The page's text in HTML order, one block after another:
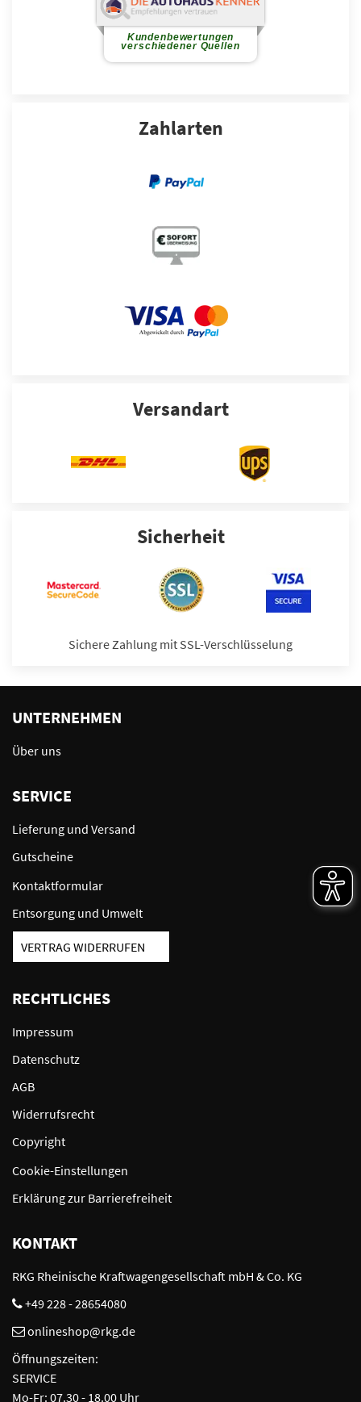
Zahlarten
Versandart
Sicherheit
Sichere Zahlung mit SSL-Verschlüsselung
UNTERNEHMEN
Über uns
SERVICE
Lieferung und Versand
Gutscheine
Kontaktformular
Entsorgung und Umwelt
VERTRAG WIDERRUFEN
RECHTLICHES
Impressum
Datenschutz
AGB
Widerrufsrecht
Copyright
Cookie-Einstellungen
Erklärung zur Barrierefreiheit
KONTAKT
RKG Rheinische Kraftwagengesellschaft mbH & Co. KG
+49 228 - 28654080
onlineshop@rkg.de
Öffnungszeiten:
SERVICE
Mo-Fr: 07.30 - 18.00 Uhr